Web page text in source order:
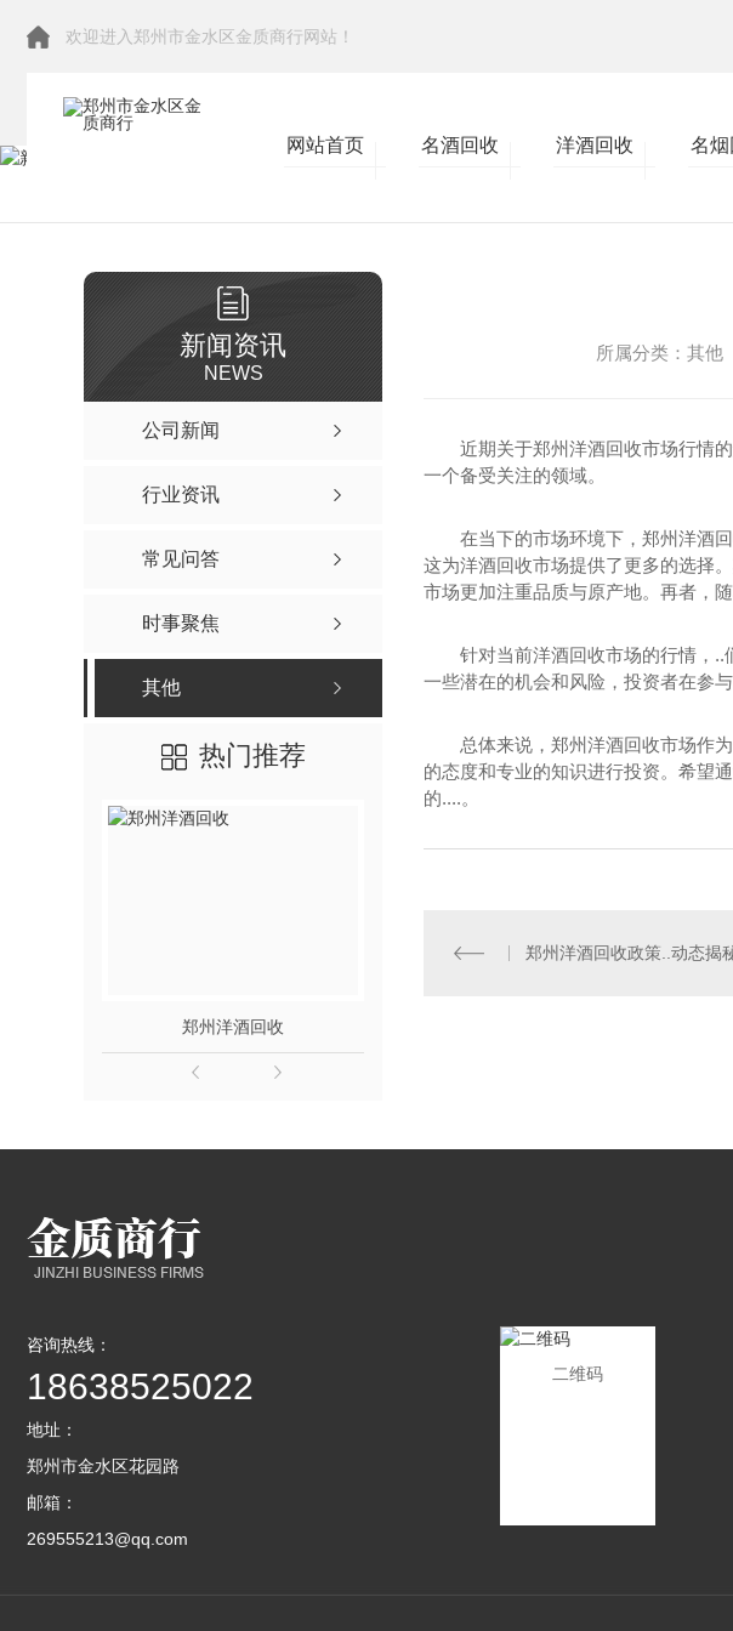
欢迎进入郑州市金水区金质商行网站！
网站首页 名酒回收 洋酒回收 名烟
新闻资讯
NEWS
公司新闻
行业资讯
常见问答
时事聚焦
其他
热门推荐
郑州洋酒回收
所属分类：其
近期关于郑州洋酒回收市场行情
一个备受关注的领域。
在当下的市场环境下，郑州洋酒
这为洋酒回收市场提供了更多的选择
市场更加注重品质与原产地。再者，
针对当前洋酒回收市场的行情，
一些潜在的机会和风险，投资者在参
总体来说，郑州洋酒回收市场作
的态度和专业的知识进行投资。希望
的....。
郑州洋酒回收政策..动态揭
咨询热线：
18638525022
地址：
郑州市金水区花园路
邮箱：
269555213@qq.com
二维码